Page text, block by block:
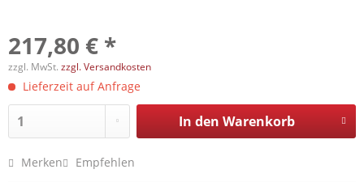
217,80 € *
zzgl. MwSt. zzgl. Versandkosten
Lieferzeit auf Anfrage
In den Warenkorb
Merken Empfehlen